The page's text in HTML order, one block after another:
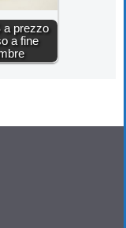
a prezzo
a fine